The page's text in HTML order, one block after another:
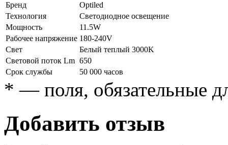
Бренд
Optiled
Технология
Светодиодное освещение
Мощность
11.5W
Рабочее напряжение 180-240V
Свет
Белый теплый 3000K
Световой поток Lm 650
Срок службы
50 000 часов
* — поля, обязательные
Добавить отзыв